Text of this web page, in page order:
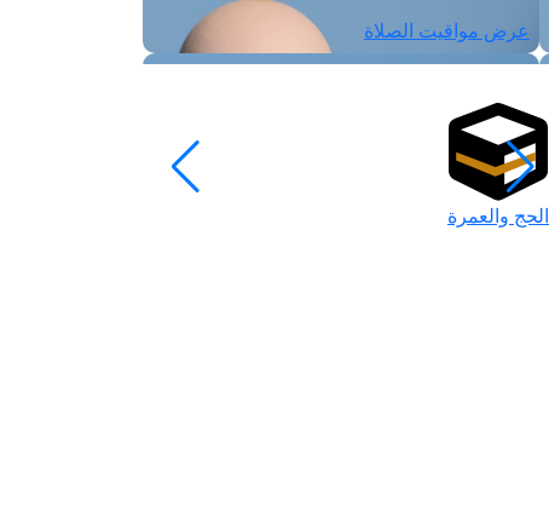
عرض مواقيت الصلاة
الحج والعمرة